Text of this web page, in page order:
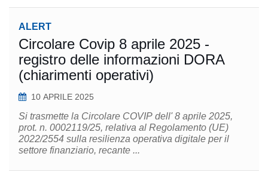
ALERT
Circolare Covip 8 aprile 2025 -
registro delle informazioni DORA
(chiarimenti operativi)
10 APRILE 2025
Si trasmette la Circolare COVIP dell' 8 aprile 2025,
prot. n. 0002119/25, relativa al Regolamento (UE)
2022/2554 sulla resilienza operativa digitale per il
settore finanziario, recante ...